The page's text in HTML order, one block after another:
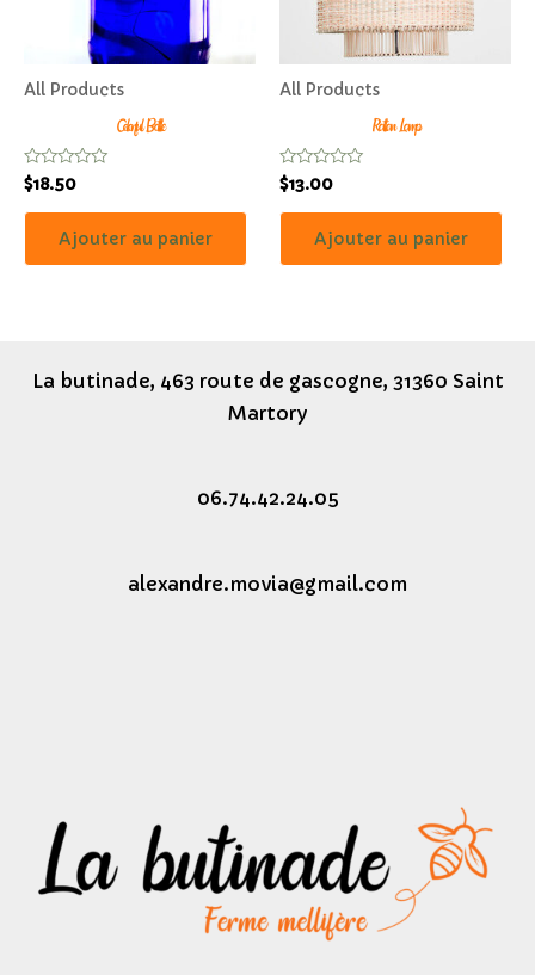
All Products
Colorful Bottle
Note
0
sur
$18.50
Ajouter au panier
All Products
Rattan Lamp
Note
0
sur
$13.00
Ajouter au panier
La butinade, 463 route de gascogne, 31360 Saint
Martory
06.74.42.24.05
alexandre.movia@gmail.com